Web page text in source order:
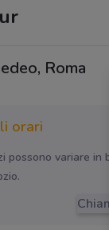
Roma
orari
possono variare in